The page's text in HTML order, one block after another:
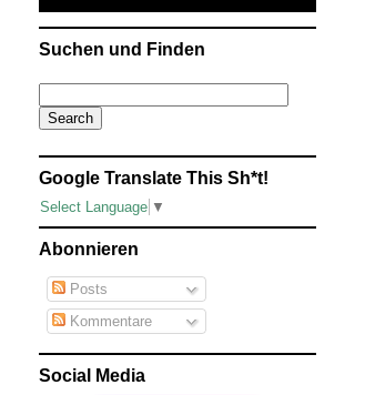
Suchen und Finden
Google Translate This Sh*t!
Select Language ▼
Abonnieren
Posts
Kommentare
Social Media